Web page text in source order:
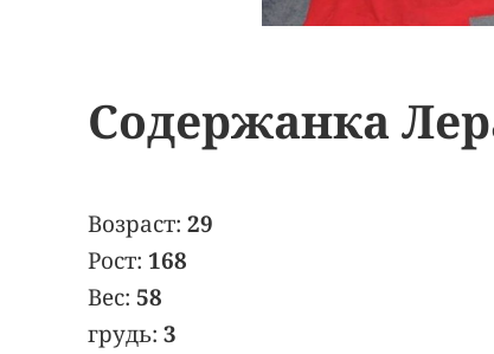
Содержанка
Возраст:29
Рост: 168
Вес:58
грудь:3